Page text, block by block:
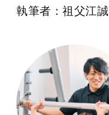
執筆者：祖父江誠